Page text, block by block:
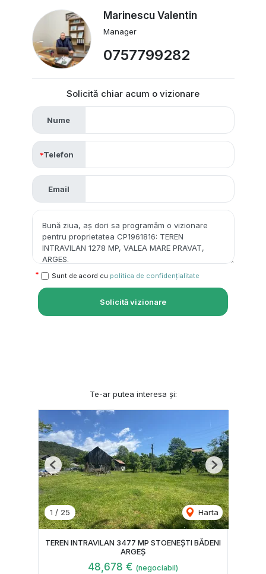
Marinescu Valentin
Manager
0757799282
Solicită chiar acum o vizionare
Nume
Telefon
Email
Sunt de acord cu politica de confidențialitate
Solicită vizionare
Te-ar putea interesa și:
1 / 25 Harta
Previous Next
TEREN INTRAVILAN 3477 MP STOENEȘTI BĂDENI
ARGEȘ
48,678 € (negociabil)